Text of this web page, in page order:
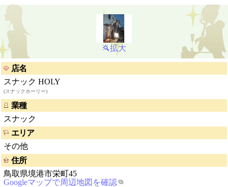
拡大
店名
スナック HOLY
(スナックホーリー)
業種
スナック
エリア
その他
住所
鳥取県境港市栄町45
Googleマップで周辺地図を確認